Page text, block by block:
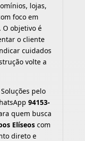
lojas,
foco em
O objetivo é
o cliente
cuidados
volte a
pelo
94153-
quem busca
Elíseos com
direto e